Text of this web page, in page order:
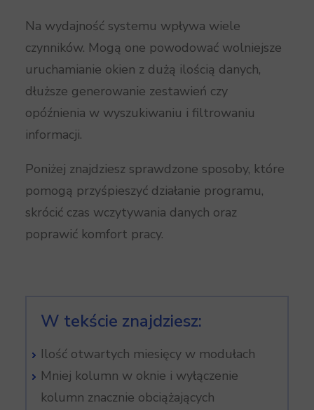
Na wydajność systemu wpływa wiele
czynników. Mogą one powodować wolniejsze
uruchamianie okien z dużą ilością danych,
dłuższe generowanie zestawień czy
opóźnienia w wyszukiwaniu i filtrowaniu
informacji.
Poniżej znajdziesz sprawdzone sposoby, które
pomogą przyśpieszyć działanie programu,
skrócić czas wczytywania danych oraz
poprawić komfort pracy.
W tekście znajdziesz:
Ilość otwartych miesięcy w modułach
Mniej kolumn w oknie i wyłączenie
kolumn znacznie obciążających